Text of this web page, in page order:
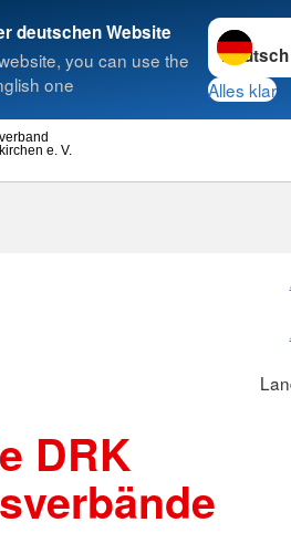
deutschen Website
you can use the
one
Sprache
Alles klar
e. V.
Suche
DRK